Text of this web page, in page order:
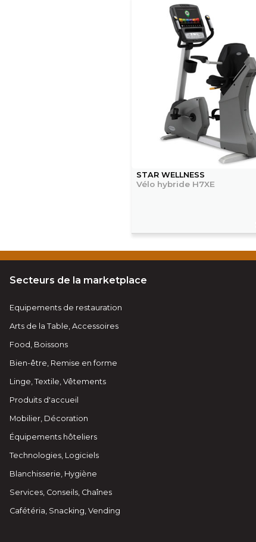
STAR WELLNESS
Vélo hybride H7XE
Secteurs de la marketplace
Equipements de restauration
Arts de la Table, Accessoires
Food, Boissons
Bien-être, Remise en forme
Linge, Textile, Vêtements
Produits d'accueil
Mobilier, Décoration
Équipements hôteliers
Technologies, Logiciels
Blanchisserie, Hygiène
Services, Conseils, Chaînes
Cafétéria, Snacking, Vending